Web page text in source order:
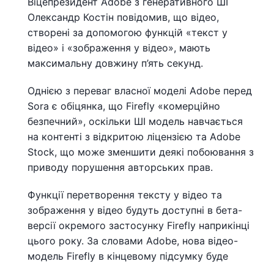
Олександр Костін повідомив, що відео,
створені за допомогою функцій «текст у
відео» і «зображення у відео», мають
максимальну довжину п’ять секунд.
Однією з переваг власної моделі Adobe перед
Sora є обіцянка, що Firefly «комерційно
безпечний», оскільки ШІ модель навчається
на контенті з відкритою ліцензією та Adobe
Stock, що може зменшити деякі побоювання з
приводу порушення авторських прав.
Функції перетворення тексту у відео та
зображення у відео будуть доступні в бета-
версії окремого застосунку Firefly наприкінці
цього року. За словами Adobe, нова відео-
модель Firefly в кінцевому підсумку буде